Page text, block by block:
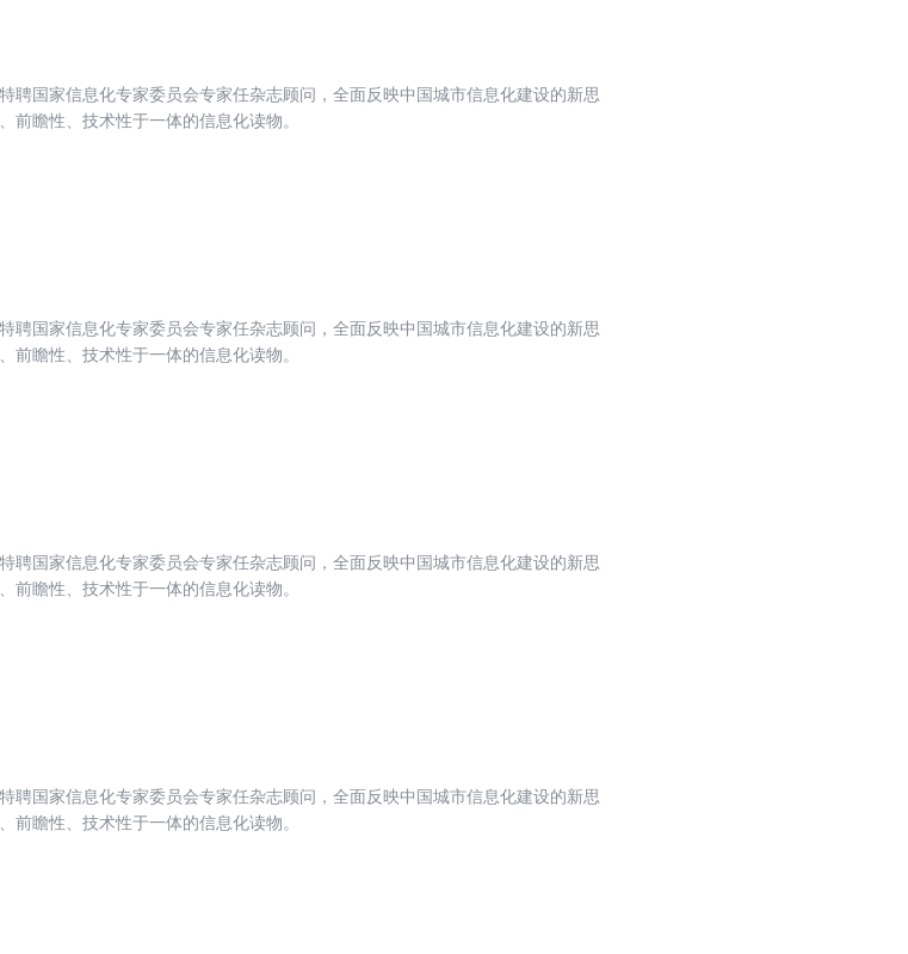
聘国家信息化专家委员会专家任杂志顾问，全面反映中国城市信息化建设的新思
前瞻性、技术性于一体的信息化读物。
聘国家信息化专家委员会专家任杂志顾问，全面反映中国城市信息化建设的新思
前瞻性、技术性于一体的信息化读物。
聘国家信息化专家委员会专家任杂志顾问，全面反映中国城市信息化建设的新思
前瞻性、技术性于一体的信息化读物。
聘国家信息化专家委员会专家任杂志顾问，全面反映中国城市信息化建设的新思
前瞻性、技术性于一体的信息化读物。